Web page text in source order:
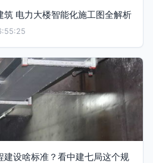
筑 电力大楼智能化施工图全解析
建设啥标准？看中建七局这个规